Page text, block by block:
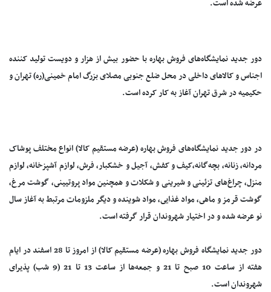
عرضه شده است.
دور جدید نمایشگاه‌های فروش بهاره با حضور بیش از هزار و دویست تولید کننده
اجناس و کالاهای داخلی در محل ضلع جنوبی مصلای بزرگ امام خمینی(ره) تهران و
حکیمیه در شرق تهران آغاز به کار کرده است.
در دور جدید نمایشگاه‌های فروش بهاره (عرضه مستقیم کالا) انواع مختلف پوشاک
مردانه، زنانه، بچه‌گانه،کیف و کفش، آجیل و خشکبار، فرش، لوازم آشپزخانه، لوازم
منزل، چراغ‌های تزئینی و شیرینی و شکلات و همچنین مواد پروتیینى، گوشت مرغ،
گوشت قرمز و ماهى، مواد غذایى، مواد شوینده و دیگر ملزومات مرتبط به آغاز سال
نو عرضه شده و در اختیار شهروندان قرار گرفته است.
دور جدید نمایشگاه فروش بهاره (عرضه مستقیم کالا) از امروز تا 28 اسفند در ایام
هفته از ساعت 10 صبح تا 21 و جمعه‌ها از ساعت 13 تا 21 (9 شب) پذیرای
شهروندان است.